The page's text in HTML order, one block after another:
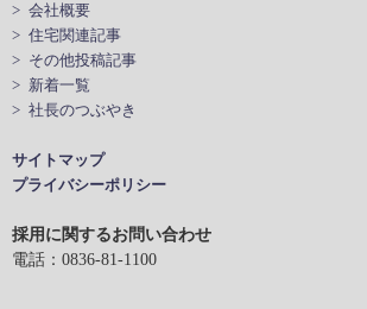
> 会社概要
> 住宅関連記事
> その他投稿記事
> 新着一覧
> 社長のつぶやき
サイトマップ
プライバシーポリシー
採用に関するお問い合わせ
電話：0836-81-1100